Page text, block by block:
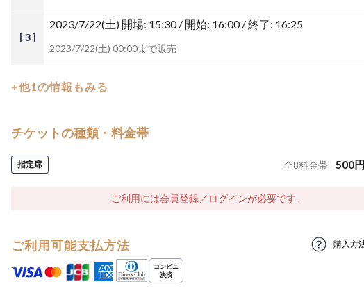
[ 3 ]
2023/7/22(土) 開場: 15:30 / 開始: 16:00 / 終了: 16:25
2023/7/22(土) 00:00まで販売
+他1の情報もみる
チケットの種類・料金帯
指定席 全8料金帯 500
ご利用には会員登録／ログインが必要です。
ご利用可能支払方法 購入方